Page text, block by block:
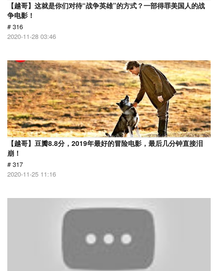
【越哥】这就是你们对待“战争英雄”的方式？一部得罪美国人的战
争电影！
# 316
2020-11-28 03:46
【越哥】豆瓣8.8分，2019年最好的冒险电影，最后几分钟直接泪
崩！
# 317
2020-11-25 11:16